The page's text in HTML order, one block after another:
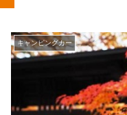
キャンピングカー